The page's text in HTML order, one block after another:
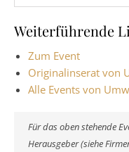
Weiterführende
Zum Event
Originalinserat von
Alle Events von
Für das oben stehende
Herausgeber (siehe